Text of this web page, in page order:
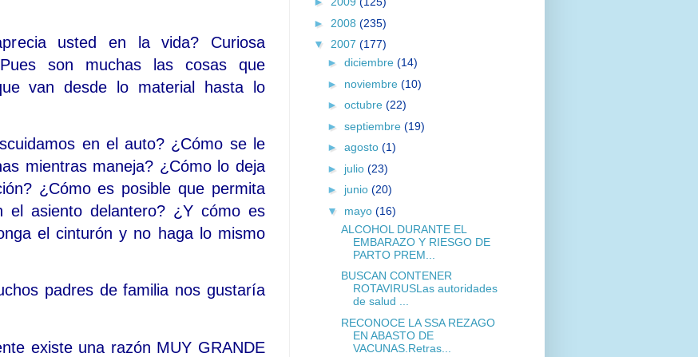
usted en la vida? Curiosa
son muchas las cosas que
van desde lo material hasta lo
en el auto? ¿Cómo se le
mientras maneja? ¿Cómo lo deja
¿Cómo es posible que permita
el asiento delantero? ¿Y cómo es
el cinturón y no haga lo mismo
padres de familia nos gustaría
existe una razón MUY GRANDE
► 2008 (235)
▼ 2007 (177)
► diciembre (14)
► noviembre (10)
► octubre (22)
► septiembre (19)
► agosto (1)
► julio (23)
► junio (20)
▼ mayo (16)
ALCOHOL DURANTE EL
EMBARAZO Y RIESGO DE
PARTO PREM...
BUSCAN CONTENER
ROTAVIRUSLas autoridades
de salud ...
RECONOCE LA SSA REZAGO
EN ABASTO DE
VACUNAS.Retras...